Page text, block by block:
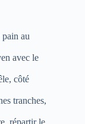
au
avec le
côté
tranches,